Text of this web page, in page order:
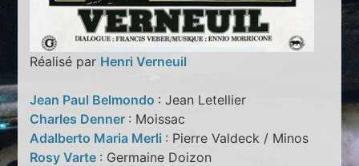
Réalisé par Henri Verneuil
Jean Paul Belmondo : Jean Letellier
Charles Denner : Moissac
Adalberto Maria Merli : Pierre Valdeck / Minos
Rosy Varte : Germaine Doizon